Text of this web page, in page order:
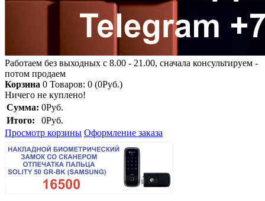
Работаем без выходных с 8.00 - 21.00, сначала консультируем -
потом продаем
Корзина 0 Товаров: 0 (0Руб.)
Ничего не куплено!
Сумма: 0Руб.
Итого:
0Руб.
Просмотр корзины Оформление заказа